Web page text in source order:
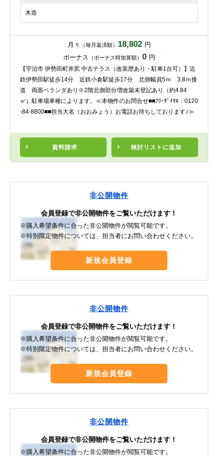
木造
月々 （毎月返済額） 18,802 円
ボーナス （ボーナス時加算額） 0 円
資料請求 検討リスト に追加
【宇治市 伊勢田町井尻 中古テラス（改装歴あり・駐車1台可）】近
鉄伊勢田駅徒歩14分 近鉄小倉駅徒歩17分 北側幅員5ｍ 3.8ｍ接
道 両面ベランダあり※2階北側部分増改築未登記あり（約4.84
㎡）駐車場車種によります。≪本物件のお問合せ■■ﾌﾘｰﾀﾞｲﾔﾙ：0120
-84-8800■■担当大名（おおみょう）お電話お待ちしております♪≫
非公開物件
会員登録で非公開物件をご覧いただけます！
※購入希望条件に合った非公開物件が閲覧可能です。
※特別限定物件については、担当者にお問い合わせください。
新規会員登録
非公開物件
会員登録で非公開物件をご覧いただけます！
※購入希望条件に合った非公開物件が閲覧可能です。
※特別限定物件については、担当者にお問い合わせください。
新規会員登録
非公開物件
会員登録で非公開物件をご覧いただけます！
※購入希望条件に合った非公開物件が閲覧可能です。